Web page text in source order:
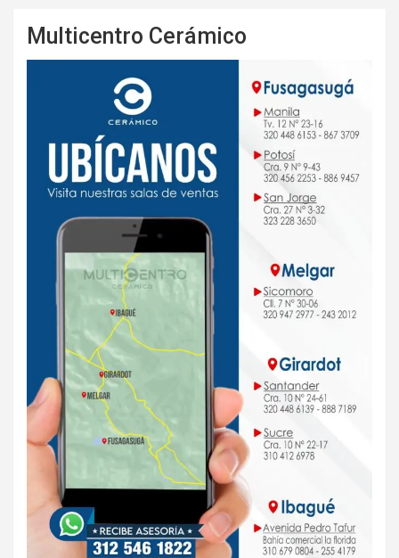
Multicentro Cerámico